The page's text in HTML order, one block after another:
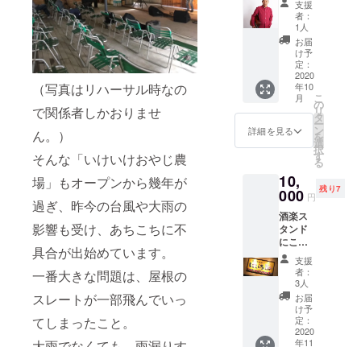
（写真はリハーサル時なの
で関係者しかおりませ
ん。）
そんな「いけいけおやじ農
場」もオープンから幾年が
過ぎ、昨今の台風や大雨の
影響も受け、あちこちに不
具合が出始めています。
一番大きな問題は、屋根の
スレートが一部飛んでいっ
てしまったこと。
12月か
ら6月に
かけ
て、大
人気の
いちご
狩りを
お楽し
みいた
だけま
しては
開催時
期がず
れる場
合がご
ざいま
す。 大
人（小
学生以
上）の2
名でご
利用い
ただけ
農場か
ら丹波
黒枝豆
収穫体
験・選
別体験
のクー
ポンを
送りま
す。 時
ので来
園出来
ない場
合は黒
枝豆を
発送し
ます。
クーポ
ン使用
期限：
2020年
11月15
日まで
トご招
待 +打
ち上げ
参加権
今秋開
催予定
の大塚
まさじ
さんの
コン
サート
にご招
す。プ
ラス打
ち上げ
のお代
も含み
ます。
会場ま
での交
通費は
含みま
せん。
コン
サー
支援
者：
1人
お届
け予
定：
2020
年10
月
詳細を見る
こ
の
リ
タ
ー
ン
を
選
択
す
る
10,
000 円
残り7
酒楽ス
タンド
にこい
ちさん
で、
メー
カーズ
マーク
のボト
ルキー
支援
者：
3人
お届
け予
定：
2020
年11